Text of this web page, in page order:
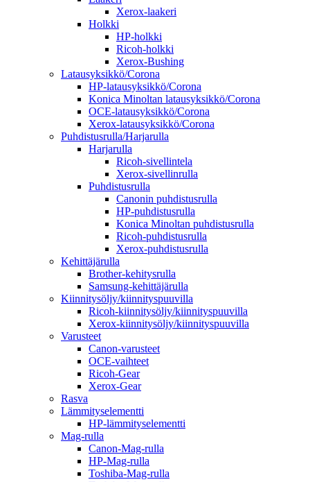
Xerox-laakeri
Holkki
HP-holkki
Ricoh-holkki
Xerox-Bushing
Latausyksikkö/Corona
HP-latausyksikkö/Corona
Konica Minoltan latausyksikkö/Corona
OCE-latausyksikkö/Corona
Xerox-latausyksikkö/Corona
Puhdistusrulla/Harjarulla
Harjarulla
Ricoh-sivellintela
Xerox-sivellinrulla
Puhdistusrulla
Canonin puhdistusrulla
HP-puhdistusrulla
Konica Minoltan puhdistusrulla
Ricoh-puhdistusrulla
Xerox-puhdistusrulla
Kehittäjärulla
Brother-kehitysrulla
Samsung-kehittäjärulla
Kiinnitysöljy/kiinnityspuuvilla
Ricoh-kiinnitysöljy/kiinnityspuuvilla
Xerox-kiinnitysöljy/kiinnityspuuvilla
Varusteet
Canon-varusteet
OCE-vaihteet
Ricoh-Gear
Xerox-Gear
Rasva
Lämmityselementti
HP-lämmityselementti
Mag-rulla
Canon-Mag-rulla
HP-Mag-rulla
Toshiba-Mag-rulla